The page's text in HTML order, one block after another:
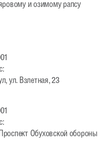
и озимому рапсу
ул. Взлетная, 23
Обуховской обороны
и яровая
и зимующий